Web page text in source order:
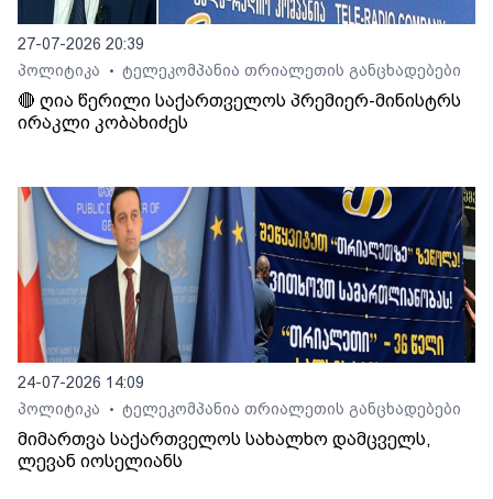
27-07-2026 20:39
პოლიტიკა
• ტელეკომპანია თრიალეთის განცხადებები
🔴 ღია წერილი საქართველოს პრემიერ-მინისტრს
ირაკლი კობახიძეს
24-07-2026 14:09
პოლიტიკა
• ტელეკომპანია თრიალეთის განცხადებები
მიმართვა საქართველოს სახალხო დამცველს,
ლევან იოსელიანს